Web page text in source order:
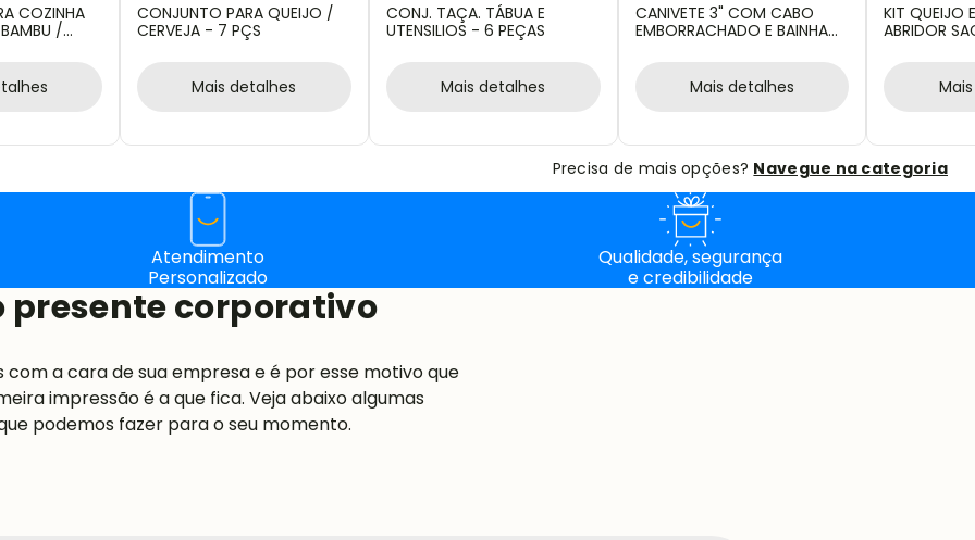
COZINHA
/
CONJUNTO PARA QUEIJO /
CERVEJA - 7 PÇS
Mais detalhes
CONJ. TAÇA. TÁBUA E
UTENSILIOS - 6 PEÇAS
Mais detalhes
CANIVETE 3" COM CABO
EMBORRACHADO E BAINHA
Mais detalhes
KIT QUEIJO
ABRIDOR
Precisa de mais opções? Navegue na categoria
Atendimento
Personalizado
Qualidade, segurança
e credibilidade
presente corporativo
a cara de sua empresa e é por esse motivo que
impressão é a que fica. Veja abaixo algumas
podemos fazer para o seu momento.